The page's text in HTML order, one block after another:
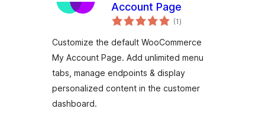
Account Page
(1vērtējumu
kopsumma
)
Customize the default WooCommerce
My Account Page. Add unlimited menu
tabs, manage endpoints & display
personalized content in the customer
dashboard.